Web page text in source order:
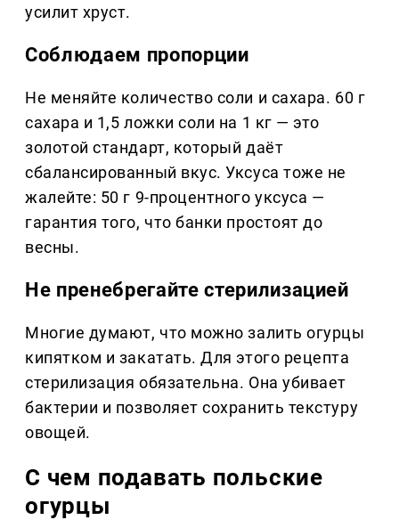
усилит хруст.
Соблюдаем пропорции
Не меняйте количество соли и сахара. 60 г
сахара и 1,5 ложки соли на 1 кг — это
золотой стандарт, который даёт
сбалансированный вкус. Уксуса тоже не
жалейте: 50 г 9-процентного уксуса —
гарантия того, что банки простоят до
весны.
Не пренебрегайте стерилизацией
Многие думают, что можно залить огурцы
кипятком и закатать. Для этого рецепта
стерилизация обязательна. Она убивает
бактерии и позволяет сохранить текстуру
овощей.
С чем подавать польские
огурцы